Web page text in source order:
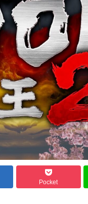
Pocket